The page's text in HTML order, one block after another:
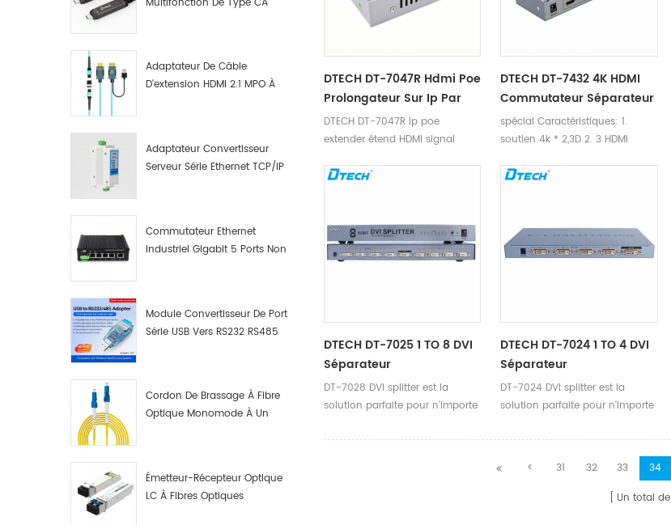
Adaptateur De Câble
D'extension HDMI 2.1 MPO À
Adaptateur Convertisseur
Serveur Série Ethernet TCP/IP
Commutateur Ethernet
Industriel Gigabit 5 Ports Non
Module Convertisseur De Port
Série USB Vers RS232 RS485
Cordon De Brassage À Fibre
Optique Monomode À Un
Émetteur-Récepteur Optique
LC À Fibres Optiques
DTECH DT-7047R Hdmi Poe
Prolongateur Sur Ip Par
CAT5 Cat6 Câble 120m
Receveur
DTECH DT-7047R ip poe
extender étend HDMI signal
et support 1080P.
DTECH DT-7432 4K HDMI
Commutateur Séparateur
3 À 2
spécial Caractéristiques: 1.
soutien 4k * 2,3D 2. 3 HDMI
audio formst-DTS-HD / Dolby-
distance de transmission: 25m,
entrée 15m, sortie 10m
DTECH DT-7025 1 TO 8 DVI
Séparateur
DT-7028 DVI splitter est la
solution parfaite pour n'importe
signal vidéo à 8 écrans en
DTECH DT-7024 1 TO 4 DVI
Séparateur
DT-7024 DVI splitter est la
solution parfaite pour n'importe
signal vidéo à 4 écrans en
< 31 32 33 34
Un total de